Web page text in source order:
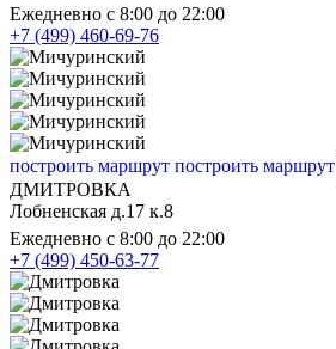
Ежедневно с 8:00 до 22:00
+7 (499) 460-69-76
построить маршрут построить маршрут
ДМИТРОВКА
Лобненская д.17 к.8
Ежедневно с 8:00 до 22:00
+7 (499) 450-63-77